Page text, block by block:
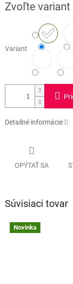
cena:
Zvoľte variant
Variant
Detailné informácie
OPÝTAŤ SA
Súvisiaci tovar
Novinka